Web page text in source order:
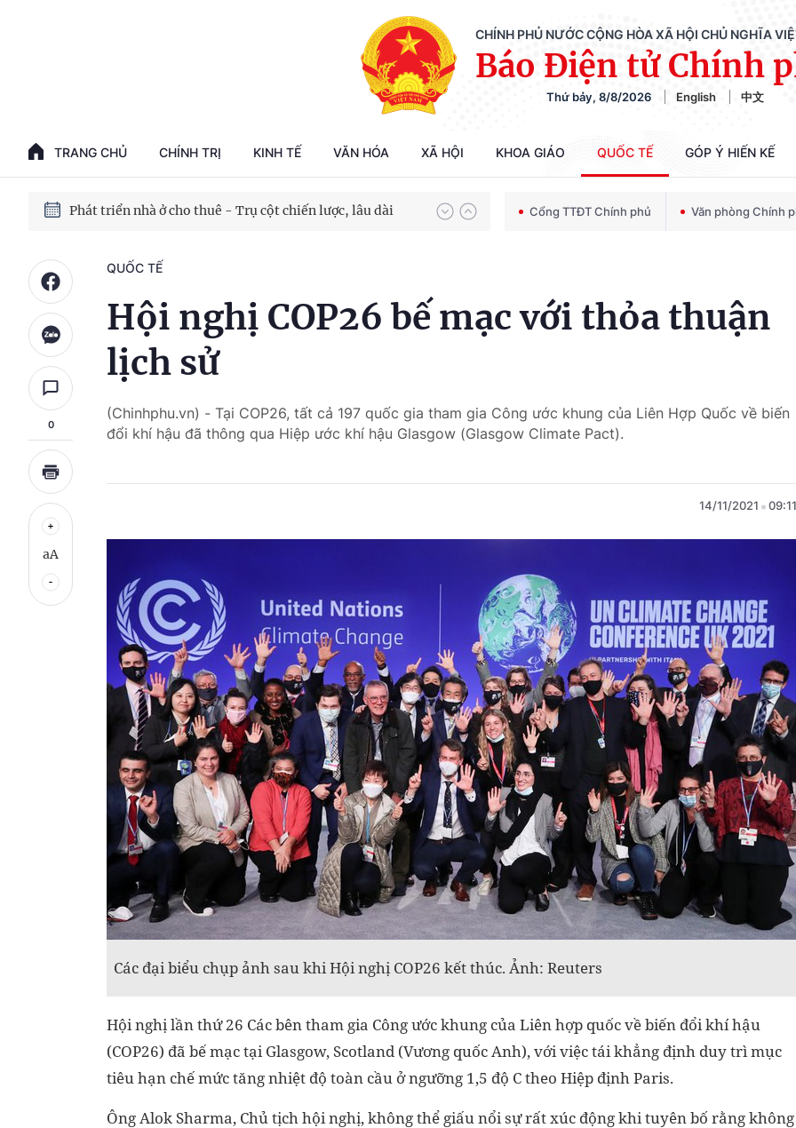
CHÍNH PHỦ NƯỚC CỘNG HÒA XÃ HỘI CHỦ NGHĨA
Báo Điện tử Chính
Thứ bảy, 8/8/2026 English 中文
TRANG CHỦ CHÍNH TRỊ KINH TẾ VĂN HÓA XÃ HỘI KHOA GIÁO QUỐC TẾ GÓP Ý HIẾN KẾ
Phát triển kinh tế nhà nước trong kỷ nguyên mới
Chiến dịch 500 ngày đêm tìm kiếm, quy tập và xác định danh tính hài cốt liệt sĩ
Bảo vệ nền tảng tư tưởng của Đảng trong kỷ nguyên phát triển mới
Phát triển nhà ở cho thuê - Trụ cột chiến lược, lâu dài Cổng TTĐT Chính phủ Văn phòng Chính
0
aA
QUỐC TẾ
Hội nghị COP26 bế mạc với thỏa thuận
lịch sử
(Chinhphu.vn) - Tại COP26, tất cả 197 quốc gia tham gia Công ước khung của Liên Hợp Quốc về biến
đổi khí hậu đã thông qua Hiệp ước khí hậu Glasgow (Glasgow Climate Pact).
14/11/2021 09:11
Các đại biểu chụp ảnh sau khi Hội nghị COP26 kết thúc. Ảnh: Reuters
Hội nghị lần thứ 26 Các bên tham gia Công ước khung của Liên hợp quốc về biến đổi khí hậu
(COP26) đã bế mạc tại Glasgow, Scotland (Vương quốc Anh), với việc tái khẳng định duy trì mục
tiêu hạn chế mức tăng nhiệt độ toàn cầu ở ngưỡng 1,5 độ C theo Hiệp định Paris.
Ông Alok Sharma, Chủ tịch hội nghị, không thể giấu nổi sự rất xúc động khi tuyên bố rằng không